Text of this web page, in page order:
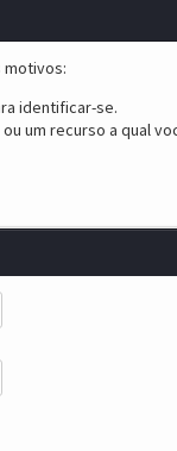
motivos:
identificar-se.
um recurso a qual